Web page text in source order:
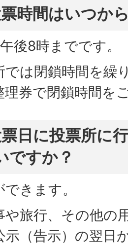
時間はいつか
後8時までです。
では閉鎖時間を繰
理券で閉鎖時間を
日に投票所に
ですか？
きます。
や旅行、その他の
示（告示）の翌日